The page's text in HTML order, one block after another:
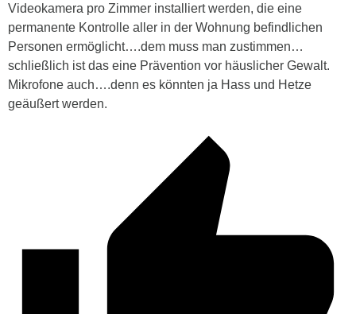
Videokamera pro Zimmer installiert werden, die eine
permanente Kontrolle aller in der Wohnung befindlichen
Personen ermöglicht….dem muss man zustimmen…
schließlich ist das eine Prävention vor häuslicher Gewalt.
Mikrofone auch….denn es könnten ja Hass und Hetze
geäußert werden.